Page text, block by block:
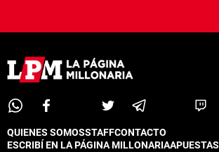
QUIENES SOMOSSTAFFCONTACTO
ESCRIBÍ EN LA PÁGINA MILLONARIAAPUESTAS